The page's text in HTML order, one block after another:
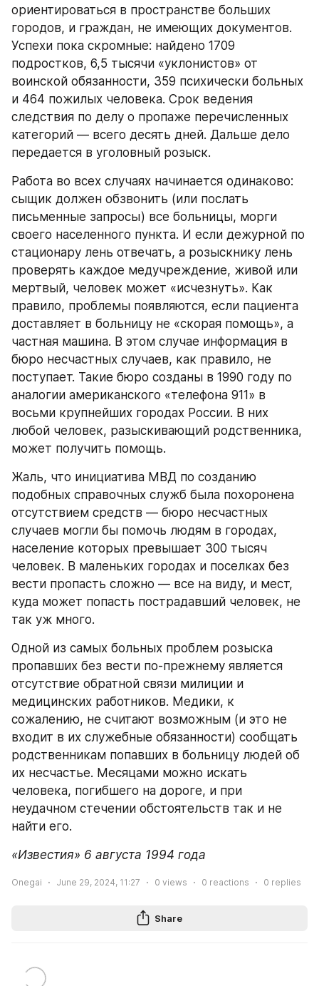
ориентироваться в пространстве больших
городов, и граждан, не имеющих документов.
Успехи пока скромные: найдено 1709
подростков, 6,5 тысячи «уклонистов» от
воинской обязанности, 359 психически больных
и 464 пожилых человека. Срок ведения
следствия по делу о пропаже перечисленных
категорий — всего десять дней. Дальше дело
передается в уголовный розыск.
Работа во всех случаях начинается одинаково:
сыщик должен обзвонить (или послать
письменные запросы) все больницы, морги
своего населенного пункта. И если дежурной по
стационару лень отвечать, а розыскнику лень
проверять каждое медучреждение, живой или
мертвый, человек может «исчезнуть». Как
правило, проблемы появляются, если пациента
доставляет в больницу не «скорая помощь», а
частная машина. В этом случае информация в
бюро несчастных случаев, как правило, не
поступает. Такие бюро созданы в 1990 году по
аналогии американского «телефона 911» в
восьми крупнейших городах России. В них
любой человек, разыскивающий родственника,
может получить помощь.
Жаль, что инициатива МВД по созданию
подобных справочных служб была похоронена
отсутствием средств — бюро несчастных
случаев могли бы помочь людям в городах,
население которых превышает 300 тысяч
человек. В маленьких городах и поселках без
вести пропасть сложно — все на виду, и мест,
куда может попасть пострадавший человек, не
так уж много.
Одной из самых больных проблем розыска
пропавших без вести по-прежнему является
отсутствие обратной связи милиции и
медицинских работников. Медики, к
сожалению, не считают возможным (и это не
входит в их служебные обязанности) сообщать
родственникам попавших в больницу людей об
их несчастье. Месяцами можно искать
человека, погибшего на дороге, и при
неудачном стечении обстоятельств так и не
найти его.
«Известия» 6 августа 1994 года
Onegai June 29, 2024, 11:27 0 views 0 reactions 0 replies
Share